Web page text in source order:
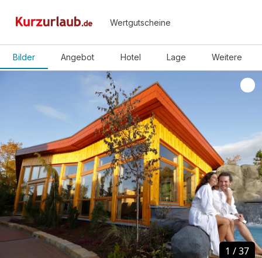
Wertgutscheine
Bilder Angebot Hotel Lage Weitere
1 /37
1 /37